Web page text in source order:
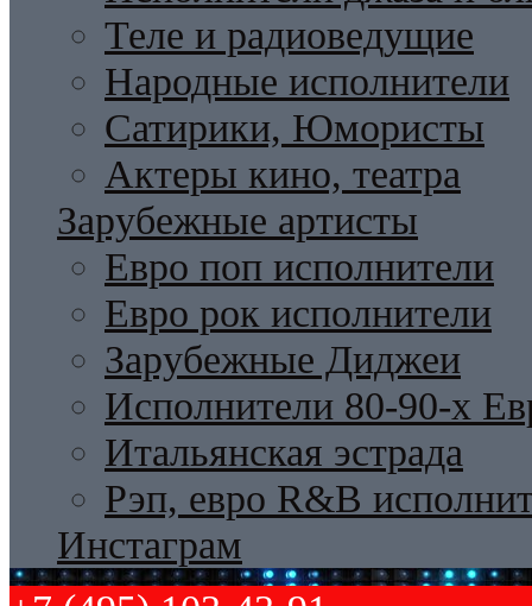
Теле и радиоведущие
Народные исполнители
Сатирики, Юмористы
Актеры кино, театра
Зарубежные артисты
Евро поп исполнители
Евро рок исполнители
Зарубежные Диджеи
Исполнители 80-90-х
Итальянская эстрада
Рэп, евро R&B
Инстаграм